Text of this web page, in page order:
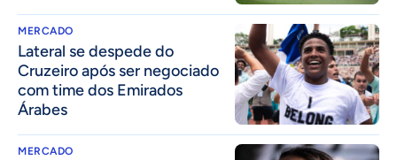
MERCADO
Lateral se despede do
Cruzeiro após ser negociado
com time dos Emirados
Árabes
MERCADO